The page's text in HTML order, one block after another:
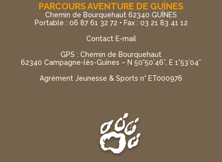
PARCOURS AVENTURE DE GUÎNES
Chemin de Bourquehaut 62340 GUÎNES
Portable : 06 87 61 32 72 • Fax : 03 21 83 41 12
Contact E-mail
GPS : Chemin de Bourquehaut
62340 Campagne-lès-Guînes – N 50°50’46”, E 1°53’04”
Agrément Jeunesse & Sports n° ET000976